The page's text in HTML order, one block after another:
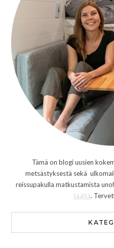
Tämä on blogi uusien
metsästyksestä sekä
reissupakulla matkustamista
täältä.